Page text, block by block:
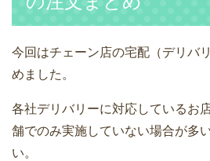
今回はチェーン店の宅配（デリバ
めました。
各社デリバリーに対応しているお
舗でのみ実施していない場合が多
い。